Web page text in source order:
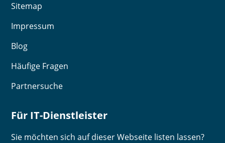
Sitemap
Impressum
Blog
Häufige Fragen
Partnersuche
Für IT-Dienstleister
Sie möchten sich auf dieser Webseite listen lassen?